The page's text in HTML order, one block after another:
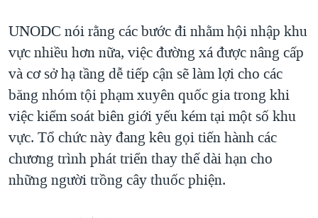
UNODC nói rằng các bước đi nhằm hội nhập khu
vực nhiều hơn nữa, việc đường xá được nâng cấp
và cơ sở hạ tầng dễ tiếp cận sẽ làm lợi cho các
băng nhóm tội phạm xuyên quốc gia trong khi
việc kiểm soát biên giới yếu kém tại một số khu
vực. Tổ chức này đang kêu gọi tiến hành các
chương trình phát triển thay thế dài hạn cho
những người trồng cây thuốc phiện.